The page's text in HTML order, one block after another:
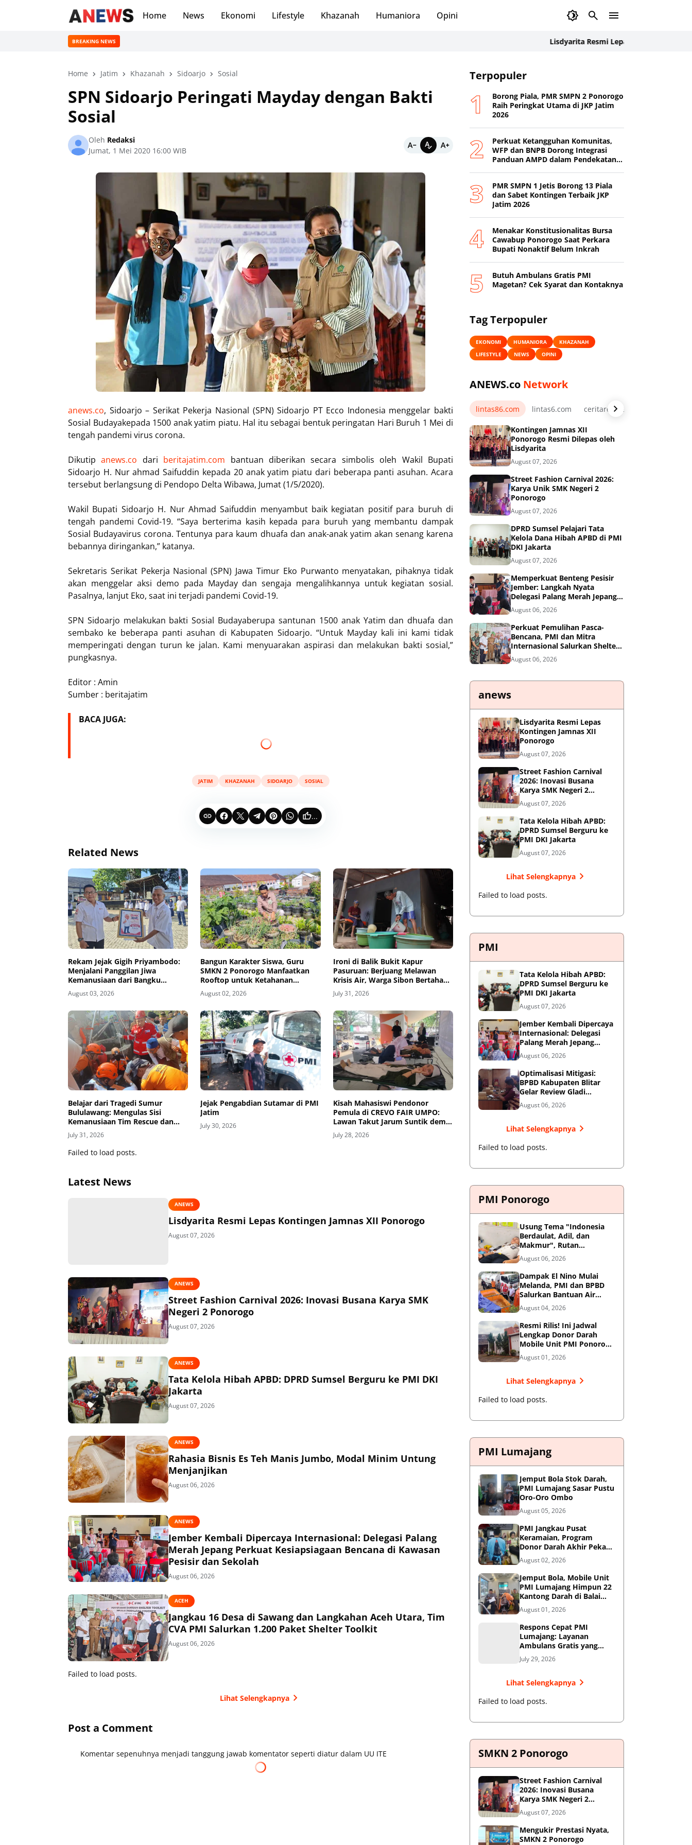
Home News Ekonomi Lifestyle Khazanah Humaniora Opini
BREAKING NEWS Lisdyarita Resmi Lepas Kontingen Jamnas XII
Home Jatim Khazanah Sidoarjo Sosial
SPN Sidoarjo Peringati Mayday dengan Bakti
Sosial
Oleh Redaksi
Jumat, 1 Mei 2020 16:00 WIB
anews.co, Sidoarjo – Serikat Pekerja Nasional (SPN) Sidoarjo PT Ecco Indonesia menggelar bakti
Sosial Budayakepada 1500 anak yatim piatu. Hal itu sebagai bentuk peringatan Hari Buruh 1 Mei di
tengah pandemi virus corona.
Dikutipanews.co dari beritajatim.com bantuan diberikan secara simbolis oleh Wakil Bupati
Sidoarjo H. Nur ahmad Saifuddin kepada 20 anak yatim piatu dari beberapa panti asuhan. Acara
tersebut berlangsung di Pendopo Delta Wibawa, Jumat (1/5/2020).
Wakil Bupati Sidoarjo H. Nur Ahmad Saifuddin menyambut baik kegiatan positif para buruh di
tengah pandemi Covid-19. “Saya berterima kasih kepada para buruh yang membantu dampak
Sosial Budayavirus corona. Tentunya para kaum dhuafa dan anak-anak yatim akan senang karena
bebannya diringankan,” katanya.
Sekretaris Serikat Pekerja Nasional (SPN) Jawa Timur Eko Purwanto menyatakan, pihaknya tidak
akan menggelar aksi demo pada Mayday dan sengaja mengalihkannya untuk kegiatan sosial.
Pasalnya, lanjut Eko, saat ini terjadi pandemi Covid-19.
SPN Sidoarjo melakukan bakti Sosial Budayaberupa santunan 1500 anak Yatim dan dhuafa dan
sembako ke beberapa panti asuhan di Kabupaten Sidoarjo. “Untuk Mayday kali ini kami tidak
memperingati dengan turun ke jalan. Kami menyuarakan aspirasi dan melakukan bakti sosial,”
pungkasnya.
Editor : Amin
Sumber : beritajatim
BACA JUGA:
JATIM KHAZANAH SIDOARJO SOSIAL
...
Related News
Rekam Jejak Gigih Priyambodo:
Menjalani Panggilan Jiwa
Kemanusiaan dari Bangku
Sekolah hingga Purna Tugas di
PMI
August 03, 2026
Bangun Karakter Siswa, Guru
SMKN 2 Ponorogo Manfaatkan
Rooftop untuk Ketahanan
Pangan
August 02, 2026
Ironi di Balik Bukit Kapur
Pasuruan: Berjuang Melawan
Krisis Air, Warga Sibon Bertahan
Hidup Lewat Selang
Kemanusiaan
July 31, 2026
Belajar dari Tragedi Sumur
Bululawang: Mengulas Sisi
Kemanusiaan Tim Rescue dan
Pentingnya Amankan Sumur
Aktif di Permukiman
July 31, 2026
Jejak Pengabdian Sutamar di PMI
Jatim
July 30, 2026
Kisah Mahasiswi Pendonor
Pemula di CREVO FAIR UMPO:
Lawan Takut Jarum Suntik demi
Kemanusiaan
July 28, 2026
Failed to load posts.
Latest News
ANEWS
Lisdyarita Resmi Lepas Kontingen Jamnas XII Ponorogo
August 07, 2026
ANEWS
Street Fashion Carnival 2026: Inovasi Busana Karya SMK
Negeri 2 Ponorogo
August 07, 2026
ANEWS
Tata Kelola Hibah APBD: DPRD Sumsel Berguru ke PMI DKI
Jakarta
August 07, 2026
ANEWS
Rahasia Bisnis Es Teh Manis Jumbo, Modal Minim Untung
Menjanjikan
August 06, 2026
ANEWS
Jember Kembali Dipercaya Internasional: Delegasi Palang
Merah Jepang Perkuat Kesiapsiagaan Bencana di Kawasan
Pesisir dan Sekolah
August 06, 2026
ACEH
Jangkau 16 Desa di Sawang dan Langkahan Aceh Utara, Tim
CVA PMI Salurkan 1.200 Paket Shelter Toolkit
August 06, 2026
Failed to load posts.
Lihat Selengkapnya
Post a Comment
Komentar sepenuhnya menjadi tanggung jawab komentator seperti diatur dalam UU ITE
Terpopuler
Borong Piala, PMR SMPN 2 Ponorogo
Raih Peringkat Utama di JKP Jatim
2026
Perkuat Ketangguhan Komunitas,
WFP dan BNPB Dorong Integrasi
Panduan AMPD dalam Pendekatan
PMR SMPN 1 Jetis Borong 13 Piala
dan Sabet Kontingen Terbaik JKP
Jatim 2026
Menakar Konstitusionalitas Bursa
Cawabup Ponorogo Saat Perkara
Bupati Nonaktif Belum Inkrah
Butuh Ambulans Gratis PMI
Magetan? Cek Syarat dan Kontaknya
Tag Terpopuler
EKONOMI HUMANIORA
KHAZANAH
LIFESTYLE
NEWS OPINI
ANEWS.co Network
lintas86.com lintas6.com ceritarelawan.my.id
Kontingen Jamnas XII
Ponorogo Resmi Dilepas oleh
Lisdyarita
August 07, 2026
Street Fashion Carnival 2026:
Karya Unik SMK Negeri 2
Ponorogo
August 07, 2026
DPRD Sumsel Pelajari Tata
Kelola Dana Hibah APBD di PMI
DKI Jakarta
August 07, 2026
Memperkuat Benteng Pesisir
Jember: Langkah Nyata
Delegasi Palang Merah Jepang
Dampingi Relawan dan Sekolah
Tangguh Bencana
August 06, 2026
Perkuat Pemulihan Pasca-
Bencana, PMI dan Mitra
Internasional Salurkan Shelter
Toolkit untuk 1.200 Keluarga di
Aceh Utara
August 06, 2026
anews
Lisdyarita Resmi Lepas
Kontingen Jamnas XII
Ponorogo
August 07, 2026
Street Fashion Carnival
2026: Inovasi Busana
Karya SMK Negeri 2
Ponorogo
August 07, 2026
Tata Kelola Hibah APBD:
DPRD Sumsel Berguru ke
PMI DKI Jakarta
August 07, 2026
Lihat Selengkapnya
Failed to load posts.
PMI
Tata Kelola Hibah APBD:
DPRD Sumsel Berguru ke
PMI DKI Jakarta
August 07, 2026
Jember Kembali Dipercaya
Internasional: Delegasi
Palang Merah Jepang
Perkuat Kesiapsiagaan
Bencana di Kawasan
Pesisir dan Sekolah
August 06, 2026
Optimalisasi Mitigasi:
BPBD Kabupaten Blitar
Gelar Review Gladi
Kontinjensi Erupsi Gunung
Kelud
August 06, 2026
Lihat Selengkapnya
Failed to load posts.
PMI Ponorogo
Usung Tema "Indonesia
Berdaulat, Adil, dan
Makmur", Rutan
Ponorogo Gelar Donor
Darah Kemanusiaan
Sambut HUT RI ke-81
August 06, 2026
Dampak El Nino Mulai
Melanda, PMI dan BPBD
Salurkan Bantuan Air
Bersih ke Desa Terdampak
di Ponorogo
August 04, 2026
Resmi Rilis! Ini Jadwal
Lengkap Donor Darah
Mobile Unit PMI Ponorogo
Agustus 2026
August 01, 2026
Lihat Selengkapnya
Failed to load posts.
PMI Lumajang
Jemput Bola Stok Darah,
PMI Lumajang Sasar Pustu
Oro-Oro Ombo
August 05, 2026
PMI Jangkau Pusat
Keramaian, Program
Donor Darah Akhir Pekan
di GM Plaza Lumajang
Disambut Antusias
August 02, 2026
Jemput Bola, Mobile Unit
PMI Lumajang Himpun 22
Kantong Darah di Balai
Desa Jatirejo Kunir
August 01, 2026
Respons Cepat PMI
Lumajang: Layanan
Ambulans Gratis yang
Wajib Diketahui Warga
July 29, 2026
Lihat Selengkapnya
Failed to load posts.
SMKN 2 Ponorogo
Street Fashion Carnival
2026: Inovasi Busana
Karya SMK Negeri 2
Ponorogo
August 07, 2026
Mengukir Prestasi Nyata,
SMKN 2 Ponorogo